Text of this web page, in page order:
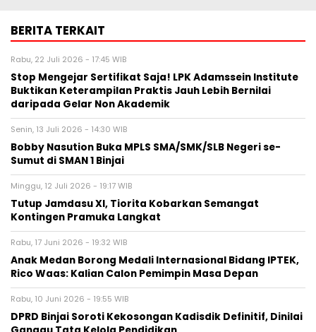
BERITA TERKAIT
Rabu, 22 Juli 2026 - 17:45 WIB
Stop Mengejar Sertifikat Saja! LPK Adamssein Institute
Buktikan Keterampilan Praktis Jauh Lebih Bernilai
daripada Gelar Non Akademik
Senin, 13 Juli 2026 - 14:30 WIB
Bobby Nasution Buka MPLS SMA/SMK/SLB Negeri se-
Sumut di SMAN 1 Binjai
Minggu, 12 Juli 2026 - 19:17 WIB
Tutup Jamdasu XI, Tiorita Kobarkan Semangat
Kontingen Pramuka Langkat
Rabu, 17 Juni 2026 - 19:32 WIB
Anak Medan Borong Medali Internasional Bidang IPTEK,
Rico Waas: Kalian Calon Pemimpin Masa Depan
Rabu, 10 Juni 2026 - 19:55 WIB
DPRD Binjai Soroti Kekosongan Kadisdik Definitif, Dinilai